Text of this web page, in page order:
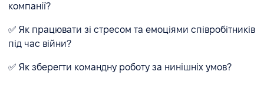
компанії?
✅ Як працювати зі стресом та емоціями співробітників
під час війни?
✅ Як зберегти командну роботу за нинішніх умов?